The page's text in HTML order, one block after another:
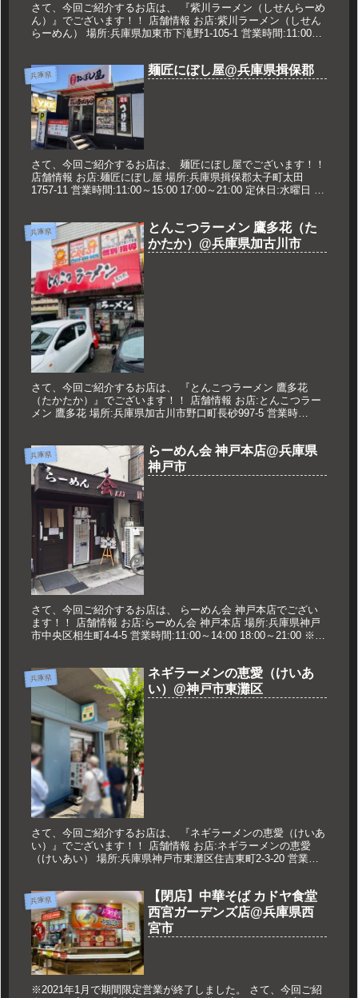
さて、今回ご紹介するお店は、 『紫川ラーメン（しせんらーめ
ん）』でございます！！ 店舗情報 お店:紫川ラーメン（しせん
らーめん） 場所:兵庫県加東市下滝野1-105-1 営業時間:11:00〜
兵庫県 麺匠にぼし屋@兵庫県揖保郡
さて、今回ご紹介するお店は、 麺匠にぼし屋でございます！！
店舗情報 お店:麺匠にぼし屋 場所:兵庫県揖保郡太子町太田
1757-11 営業時間:11:00～15:00 17:00～21:00 定休日:水曜日 久
兵庫県
とんこつラーメン 鷹多花（た
かたか）@兵庫県加古川市
さて、今回ご紹介するお店は、 『とんこつラーメン 鷹多花
（たかたか）』でございます！！ 店舗情報 お店:とんこつラー
メン 鷹多花 場所:兵庫県加古川市野口町長砂997-5 営業時
兵庫県
らーめん会 神戸本店@兵庫県
神戸市
さて、今回ご紹介するお店は、 らーめん会 神戸本店でござい
ます！！ 店舗情報 お店:らーめん会 神戸本店 場所:兵庫県神戸
市中央区相生町4-4-5 営業時間:11:00～14:00 18:00～21:00 ※日
兵庫県
ネギラーメンの恵愛（けいあ
い）@神戸市東灘区
さて、今回ご紹介するお店は、 『ネギラーメンの恵愛（けいあ
い）』でございます！！ 店舗情報 お店:ネギラーメンの恵愛
（けいあい） 場所:兵庫県神戸市東灘区住吉東町2-3-20 営業時
兵庫県
【閉店】中華そば カドヤ食堂
西宮ガーデンズ店@兵庫県西
宮市
※2021年1月で期間限定営業が終了しました。 さて、今回ご紹